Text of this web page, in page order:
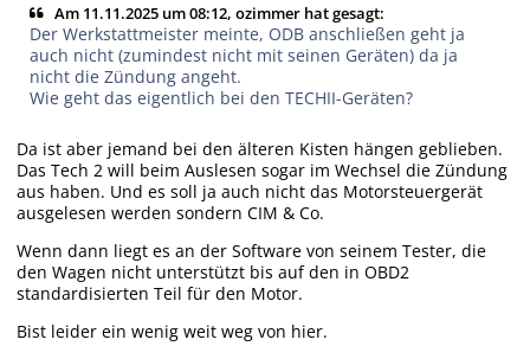
Am 11.11.2025 um 08:12, ozimmer hat gesagt:
Der Werkstattmeister meinte, ODB anschließen geht ja
auch nicht (zumindest nicht mit seinen Geräten) da ja
nicht die Zündung angeht.
Wie geht das eigentlich bei den TECHII-Geräten?
Da ist aber jemand bei den älteren Kisten hängen geblieben.
Das Tech 2 will beim Auslesen sogar im Wechsel die Zündung
aus haben. Und es soll ja auch nicht das Motorsteuergerät
ausgelesen werden sondern CIM & Co.
Wenn dann liegt es an der Software von seinem Tester, die
den Wagen nicht unterstützt bis auf den in OBD2
standardisierten Teil für den Motor.
Bist leider ein wenig weit weg von hier.